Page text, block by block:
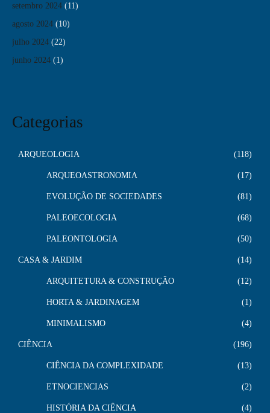
setembro 2024 (11)
agosto 2024 (10)
julho 2024 (22)
junho 2024 (1)
Categorias
ARQUEOLOGIA 118
ARQUEOASTRONOMIA 17
EVOLUÇÃO DE SOCIEDADES 81
PALEOECOLOGIA 68
PALEONTOLOGIA 50
CASA & JARDIM 14
ARQUITETURA & CONSTRUÇÃO 12
HORTA & JARDINAGEM 1
MINIMALISMO 4
CIÊNCIA 196
CIÊNCIA DA COMPLEXIDADE 13
ETNOCIENCIAS 2
HISTÓRIA DA CIÊNCIA 4